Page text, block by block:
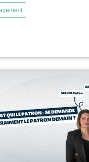
dans les décisions
de l'entreprise. Les